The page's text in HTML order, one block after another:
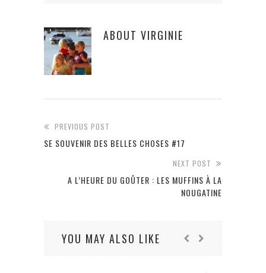
ABOUT VIRGINIE
PREVIOUS POST
SE SOUVENIR DES BELLES CHOSES #17
NEXT POST
A L’HEURE DU GOÛTER : LES MUFFINS À LA
NOUGATINE
YOU MAY ALSO LIKE